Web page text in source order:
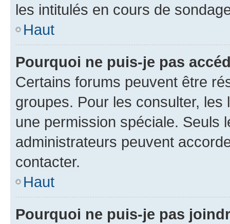
les intitulés en cours de
Haut
Pourquoi ne puis-je pas
Certains forums peuvent être
groupes. Pour les consulter,
une permission spéciale. Seuls
administrateurs peuvent
contacter.
Haut
Pourquoi ne puis-je pas